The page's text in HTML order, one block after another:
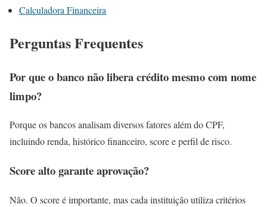
Calculadora Financeira
Perguntas Frequentes
Por que o banco não libera crédito mesmo com nome
limpo?
Porque os bancos analisam diversos fatores além do CPF,
incluindo renda, histórico financeiro, score e perfil de risco.
Score alto garante aprovação?
Não. O score é importante, mas cada instituição utiliza critérios